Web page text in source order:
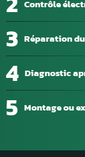
Contrôle
3 Réparation
4 Diagnostic
5 Montage ou